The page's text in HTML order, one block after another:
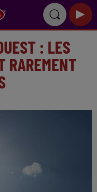
: LES
RAREMENT